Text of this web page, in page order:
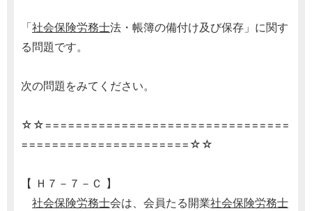
「社会保険労務士法・帳簿の備付け及び保存」に関す
る問題です。
次の問題をみてください。
☆☆================================
======================☆☆
【 Ｈ７－７－Ｃ 】
社会保険労務士会は、会員たる開業社会保険労務士